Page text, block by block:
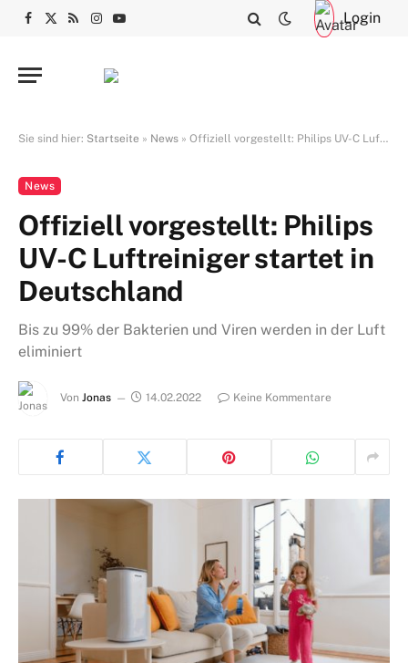
Facebook
X
RSSInstagram
YouTube Login
Sie sind hier: Startseite » News » Offiziell vorgestellt: Philips UV-C Luftreiniger startet in Deutschland
News
Offiziell vorgestellt: Philips
UV-C Luftreiniger startet in
Deutschland
Bis zu 99% der Bakterien und Viren werden in der Luft
eliminiert
Von Jonas 14.02.2022 Keine Kommentare